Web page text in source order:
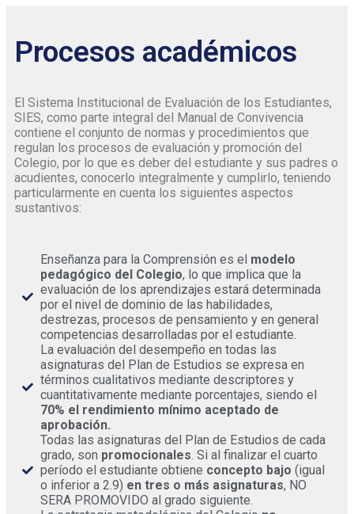
Procesos académicos
El Sistema Institucional de Evaluación de los Estudiantes,
SIES, como parte integral del Manual de Convivencia
contiene el conjunto de normas y procedimientos que
regulan los procesos de evaluación y promoción del
Colegio, por lo que es deber del estudiante y sus padres o
acudientes, conocerlo integralmente y cumplirlo, teniendo
particularmente en cuenta los siguientes aspectos
sustantivos:
Enseñanza para la Comprensión es el modelo
pedagógico del Colegio, lo que implica que la
evaluación de los aprendizajes estará determinada
por el nivel de dominio de las habilidades,
destrezas, procesos de pensamiento y en general
competencias desarrolladas por el estudiante.
La evaluación del desempeño en todas las
asignaturas del Plan de Estudios se expresa en
términos cualitativos mediante descriptores y
cuantitativamente mediante porcentajes, siendo el
70% el rendimiento mínimo aceptado de
aprobación.
Todas las asignaturas del Plan de Estudios de cada
grado, son promocionales. Si al finalizar el cuarto
período el estudiante obtiene concepto bajo (igual
o inferior a 2.9) en tres o más asignaturas, NO
SERA PROMOVIDO al grado siguiente.